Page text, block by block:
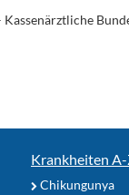
Krankheiten
Chikungunya